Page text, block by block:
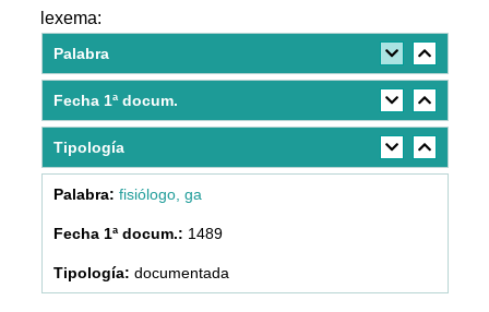
lexema:
Palabra
Fecha 1ª docum.
Tipología
fisiólogo, ga
1489
documentada